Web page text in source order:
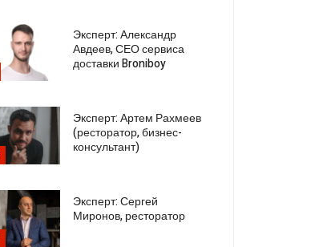
Эксперт: Александр
Авдеев, СЕО сервиса
доставки Broniboy
Эксперт: Артем Рахмеев
(ресторатор, бизнес-
консультант)
Эксперт: Сергей
Миронов, ресторатор